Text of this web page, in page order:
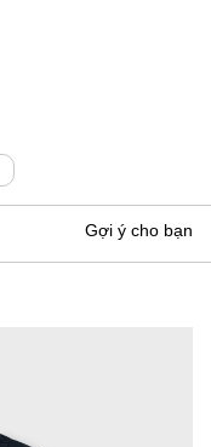
Gợi ý cho bạn